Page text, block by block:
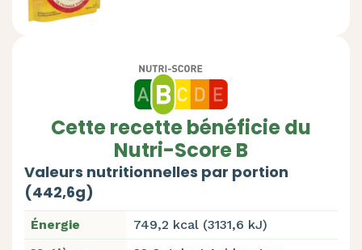
Cette recette bénéficie du
Nutri-Score B
Valeurs nutritionnelles par portion
(442,6g)
Énergie
749,2 kcal (3131,6 kJ)